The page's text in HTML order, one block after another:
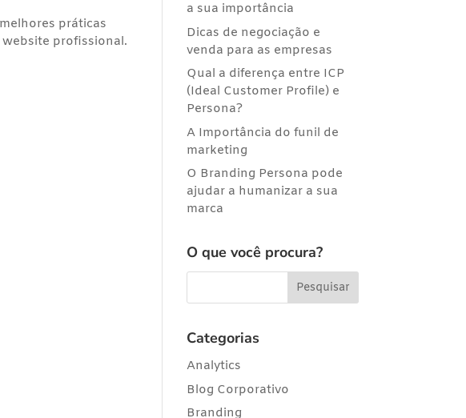
práticas
profissional.
a sua importância
Dicas de negociação e
venda para as empresas
Qual a diferença entre ICP
(Ideal Customer Profile) e
Persona?
A Importância do funil de
marketing
O Branding Persona pode
ajudar a humanizar a sua
marca
O que você procura?
Categorias
Analytics
Blog Corporativo
Branding